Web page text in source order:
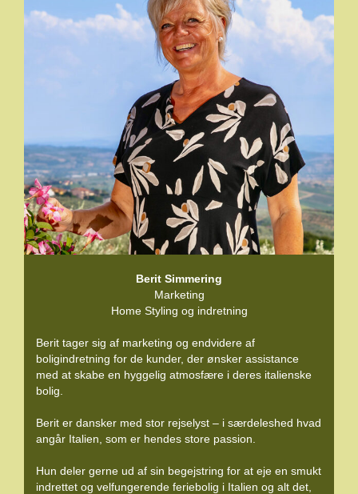
Berit Simmering
Marketing
Home Styling og indretning
Berit tager sig af marketing og endvidere af
boligindretning for de kunder, der ønsker assistance
med at skabe en hyggelig atmosfære i deres italienske
bolig.
Berit er dansker med stor rejselyst – i særdeleshed hvad
angår Italien, som er hendes store passion.
Hun deler gerne ud af sin begejstring for at eje en smukt
indrettet og velfungerende feriebolig i Italien og alt det,